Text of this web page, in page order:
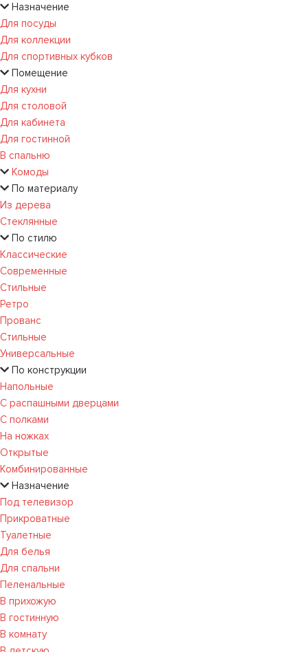
Назначение
Для посуды
Для коллекции
Для спортивных кубков
Помещение
Для кухни
Для столовой
Для кабинета
Для гостинной
В спальню
Комоды
По материалу
Из дерева
Стеклянные
По стилю
Классические
Современные
Стильные
Ретро
Прованс
Стильные
Универсальные
По конструкции
Напольные
С распашными дверцами
С полками
На ножках
Открытые
Комбинированные
Назначение
Под телевизор
Прикроватные
Туалетные
Для белья
Для спальни
Пеленальные
В прихожую
В гостинную
В комнату